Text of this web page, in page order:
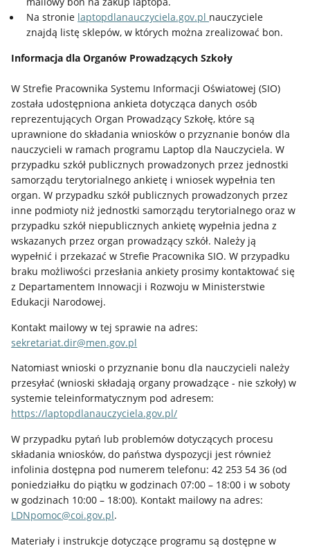
Na stronie laptopdlanauczyciela.gov.pl nauczyciele
znajdą listę sklepów, w których można zrealizować bon.
Informacja dla Organów Prowadzących Szkoły
W Strefie Pracownika Systemu Informacji Oświatowej (SIO)
została udostępniona ankieta dotycząca danych osób
reprezentujących Organ Prowadzący Szkołę, które są
uprawnione do składania wniosków o przyznanie bonów dla
nauczycieli w ramach programu Laptop dla Nauczyciela. W
przypadku szkół publicznych prowadzonych przez jednostki
samorządu terytorialnego ankietę i wniosek wypełnia ten
organ. W przypadku szkół publicznych prowadzonych przez
inne podmioty niż jednostki samorządu terytorialnego oraz w
przypadku szkół niepublicznych ankietę wypełnia jedna z
wskazanych przez organ prowadzący szkół. Należy ją
wypełnić i przekazać w Strefie Pracownika SIO. W przypadku
braku możliwości przesłania ankiety prosimy kontaktować się
z Departamentem Innowacji i Rozwoju w Ministerstwie
Edukacji Narodowej.
Kontakt mailowy w tej sprawie na adres:
sekretariat.dir@men.gov.pl
Natomiast wnioski o przyznanie bonu dla nauczycieli należy
przesyłać (wnioski składają organy prowadzące - nie szkoły) w
systemie teleinformatycznym pod adresem:
https://laptopdlanauczyciela.gov.pl/
W przypadku pytań lub problemów dotyczących procesu
składania wniosków, do państwa dyspozycji jest również
infolinia dostępna pod numerem telefonu: 42 253 54 36 (od
poniedziałku do piątku w godzinach 07:00 – 18:00 i w soboty
w godzinach 10:00 – 18:00). Kontakt mailowy na adres:
LDNpomoc@coi.gov.pl.
Materiały i instrukcje dotyczące programu są dostępne w